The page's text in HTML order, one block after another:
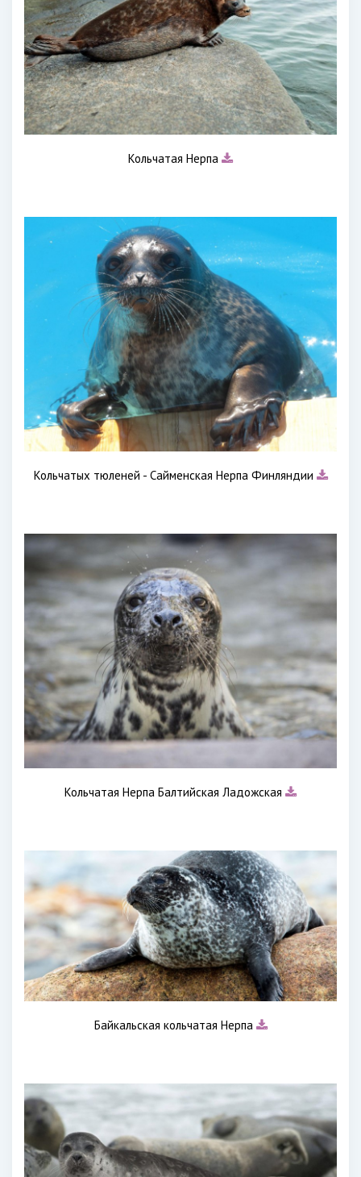
Кольчатая Нерпа
Кольчатых тюленей - Сайменская Нерпа Финляндии
Кольчатая Нерпа Балтийская Ладожская
Байкальская кольчатая Нерпа